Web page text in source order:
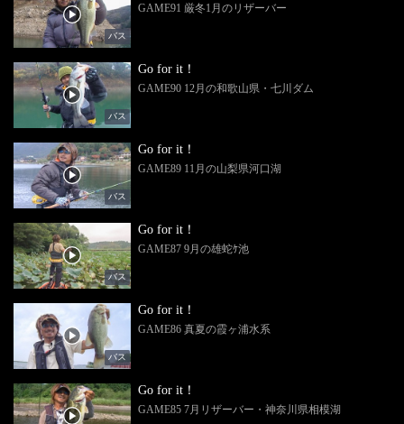
バス
GAME91 厳冬1月のリザーバー
バス
Go for it！
GAME90 12月の和歌山県・七川ダム
バス
Go for it！
GAME89 11月の山梨県河口湖
バス
Go for it！
GAME87 9月の雄蛇ｹ池
バス
Go for it！
GAME86 真夏の霞ヶ浦水系
Go for it！
GAME85 7月リザーバー・神奈川県相模湖